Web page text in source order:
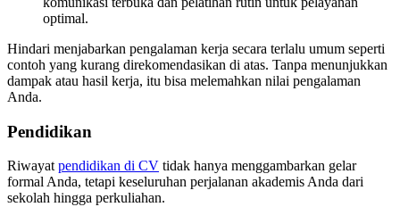
optimal.
Hindari menjabarkan pengalaman kerja secara terlalu umum seperti
contoh yang kurang direkomendasikan di atas. Tanpa menunjukkan
dampak atau hasil kerja, itu bisa melemahkan nilai pengalaman
Anda.
Pendidikan
Riwayat pendidikan di CV tidak hanya menggambarkan gelar
formal Anda, tetapi keseluruhan perjalanan akademis Anda dari
sekolah hingga perkuliahan.